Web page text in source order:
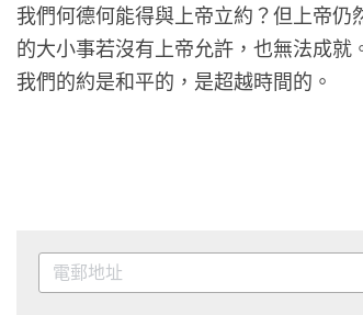
我們何德何能得與上帝立
的大小事若沒有上帝允許
我們的約是和平的，是超越